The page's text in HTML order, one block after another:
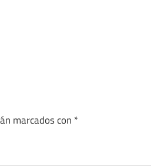
marcados con *